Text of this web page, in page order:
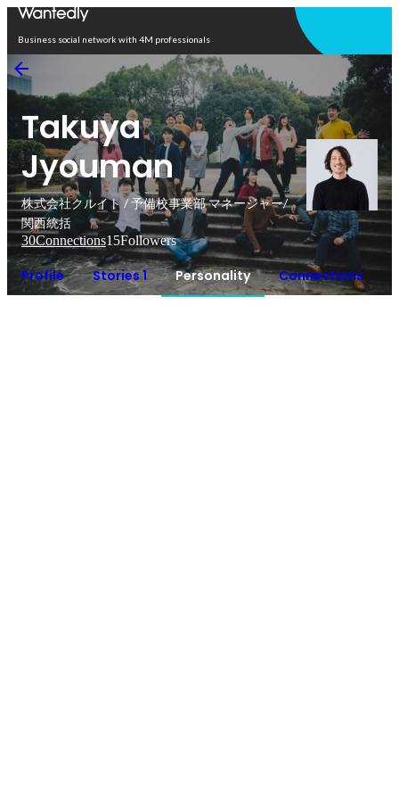
Business social network with 4M professionals
Takuya
Jyouman
株式会社クルイト / 予備校事業部 マネージャー/
関西統括
30Connections15Followers
Profile Stories 1 Personality Connections